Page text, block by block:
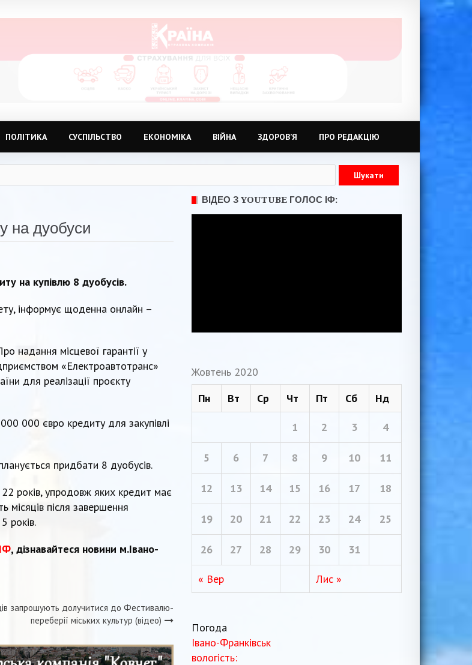
ПОЛІТИКА СУСПІЛЬСТВО ЕКОНОМІКА ВІЙНА ЗДОРОВ’Я ПРО РЕДАКЦІЮ
на дуобуси
на купівлю 8 дуобусів.
інформує щоденна онлайн –
надання місцевої гарантії у
«Електроавтотранс»
для реалізації проєкту
000 євро кредиту для закупівлі
придбати 8 дуобусів.
років, упродовж яких кредит має
місяців після завершення
років.
, дізнавайтеся новини м.Івано-
запрошують долучитися до Фестивалю-
переберії міських культур (відео)
ВІДЕО З YOUTUBE ГОЛОС ІФ:
Жовтень 2020
Пн
Вт Ср Чт Пт Сб Нд
« Вер Лис »
1 2 3 4
5 6 7 8 9 10 11
12 13 14 15 16 17 18
19 20 21 22 23 24 25
26 27 28 29 30 31
Погода
Івано-Франківськ
вологість: